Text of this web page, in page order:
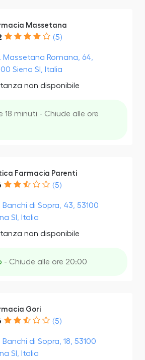
Massetana
(5)
Massetana Romana, 64,
Siena SI, Italia
non disponibile
18 minuti - Chiude alle ore
Farmacia Parenti
(5)
Banchi di Sopra, 43, 53100
SI, Italia
non disponibile
- Chiude alle ore 20:00
Gori
(5)
Banchi di Sopra, 18, 53100
SI, Italia